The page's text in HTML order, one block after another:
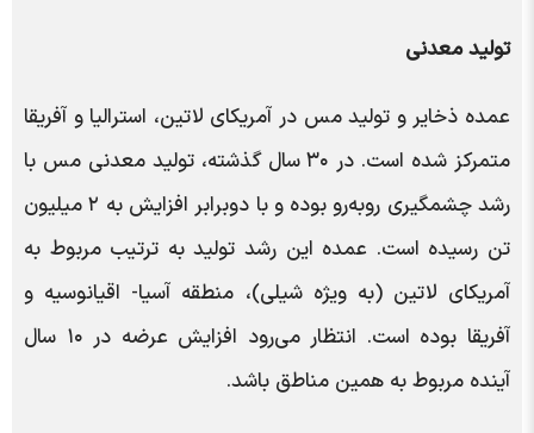
تولید معدنی
عمده ذخایر و تولید مس در آمریکای لاتین، استرالیا و آفریقا
متمرکز شده است. در ۳۰ سال گذشته، تولید معدنی مس با
رشد چشمگیری روبه‌رو بوده و با دوبرابر افزایش به ۲ میلیون
تن رسیده است. عمده این رشد تولید به ترتیب مربوط به
آمریکای لاتین (به ویژه شیلی)، منطقه آسیا- اقیانوسیه و
آفریقا بوده است. انتظار می‌رود افزایش عرضه در ۱۰ سال
آینده مربوط به همین مناطق باشد.